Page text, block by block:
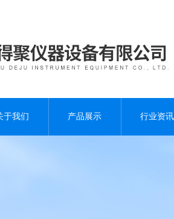
于我们 产品展示 行业资讯